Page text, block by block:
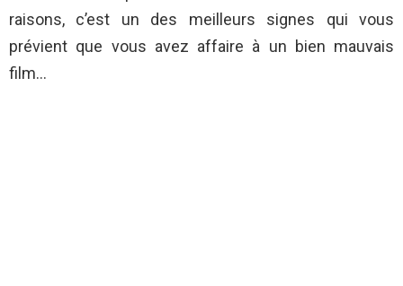
raisons, c’est un des meilleurs signes qui vous
prévient que vous avez affaire à un bien mauvais
film…